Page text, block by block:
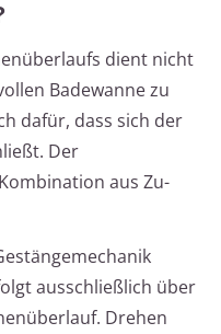
dient nicht
Badewanne zu
dafür, dass sich der
Der
aus Zu-
ausschließlich über
Drehen